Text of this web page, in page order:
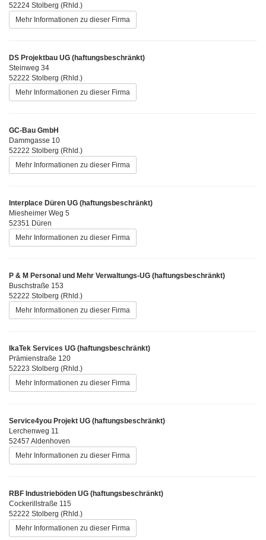
52224 Stolberg (Rhld.)
Mehr Informationen zu dieser Firma
DS Projektbau UG (haftungsbeschränkt)
Steinweg 34
52222 Stolberg (Rhld.)
Mehr Informationen zu dieser Firma
GC-Bau GmbH
Dammgasse 10
52222 Stolberg (Rhld.)
Mehr Informationen zu dieser Firma
Interplace Düren UG (haftungsbeschränkt)
Miesheimer Weg 5
52351 Düren
Mehr Informationen zu dieser Firma
P & M Personal und Mehr Verwaltungs-UG (haftungsbeschränkt)
Buschstraße 153
52222 Stolberg (Rhld.)
Mehr Informationen zu dieser Firma
IkaTek Services UG (haftungsbeschränkt)
Prämienstraße 120
52223 Stolberg (Rhld.)
Mehr Informationen zu dieser Firma
Service4you Projekt UG (haftungsbeschränkt)
Lerchenweg 11
52457 Aldenhoven
Mehr Informationen zu dieser Firma
RBF Industrieböden UG (haftungsbeschränkt)
Cockerillstraße 115
52222 Stolberg (Rhld.)
Mehr Informationen zu dieser Firma